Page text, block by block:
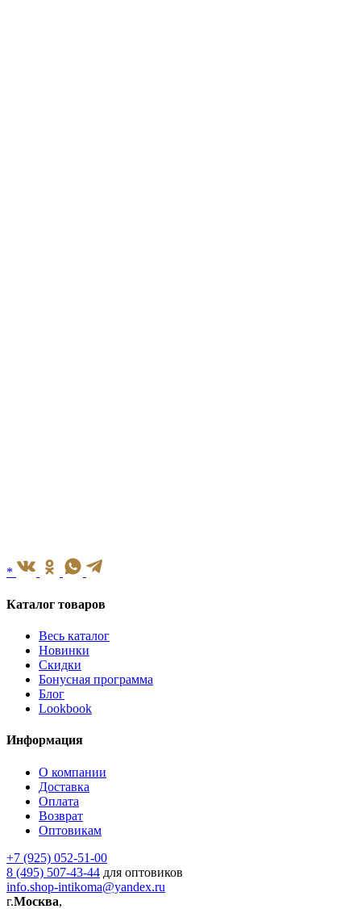
*
Каталог товаров
Весь каталог
Новинки
Скидки
Бонусная программа
Блог
Lookbook
Информация
О компании
Доставка
Оплата
Возврат
Оптовикам
+7 (925) 052-51-00
8 (495) 507-43-44 для оптовиков
info.shop-intikoma@yandex.ru
г.Москва,